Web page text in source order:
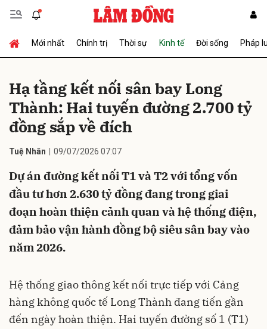
Mới nhất Chính trị Thời sự Kinh tế Đời sống Pháp
Hạ tầng kết nối sân bay Long
Thành: Hai tuyến đường 2.700 tỷ
đồng sắp về đích
Tuệ Nhân 09/07/2026 07:07
Dự án đường kết nối T1 và T2 với tổng vốn
đầu tư hơn 2.630 tỷ đồng đang trong giai
đoạn hoàn thiện cảnh quan và hệ thống điện,
đảm bảo vận hành đồng bộ siêu sân bay vào
năm 2026.
Hệ thống giao thông kết nối trực tiếp với Cảng
hàng không quốc tế Long Thành đang tiến gần
đến ngày hoàn thiện. Hai tuyến đường số 1 (T1)
Gửi bình luận
Hủy Gửi